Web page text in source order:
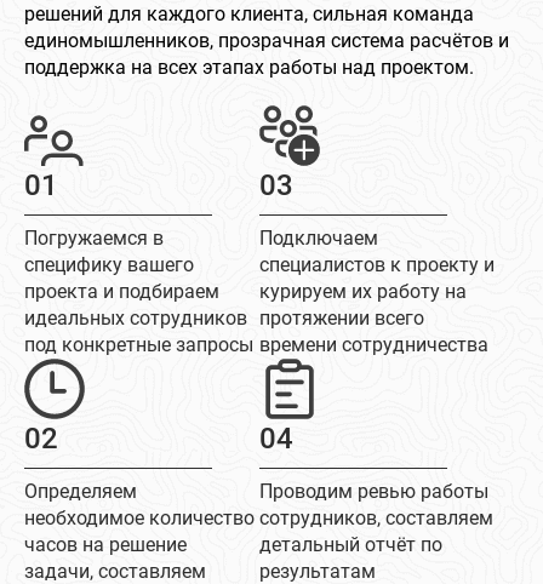
решений для каждого клиента, сильная команда
единомышленников, прозрачная система расчётов и
поддержка на всех этапах работы над проектом.
01
Погружаемся в
специфику вашего
проекта и подбираем
идеальных сотрудников
под конкретные запросы
03
Подключаем
специалистов к проекту и
курируем их работу на
протяжении всего
времени сотрудничества
02
Определяем
необходимое количество
часов на решение
задачи, составляем
04
Проводим ревью работы
сотрудников, составляем
детальный отчёт по
результатам